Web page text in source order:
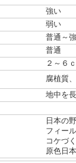
強い
弱い
普通～
普通
２～６
腐植質
地中を
日本の
フィー
コケづ
原色日